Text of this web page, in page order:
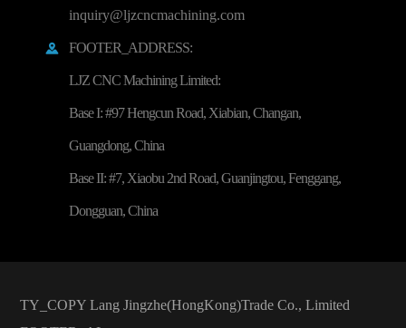
inquiry@ljzcncmachining.com

FOOTER_ADDRESS:
LJZ CNC Machining Limited:
Base I: #97 Hengcun Road, Xiabian, Changan,
Guangdong, China
Base II: #7, Xiaobu 2nd Road, Guanjingtou, Fenggang,
Dongguan, China
TY_COPY Lang Jingzhe(HongKong)Trade Co., Limited